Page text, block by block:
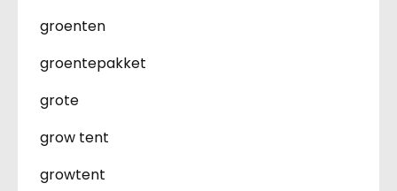
groenten
groentepakket
grote
grow tent
growtent